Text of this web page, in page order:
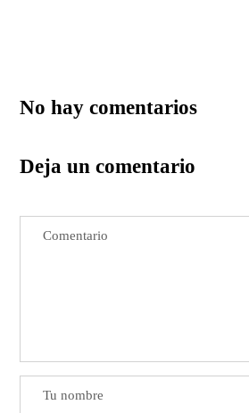
No hay comentarios
Deja un comentario